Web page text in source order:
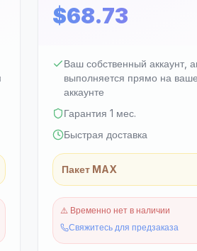
$68.73
Ваш собственный аккаунт,
выполняется прямо на
аккаунте
Гарантия 1 мес.
Быстрая доставка
Пакет MAX
⚠️ Временно нет в наличии
Свяжитесь для предзаказа